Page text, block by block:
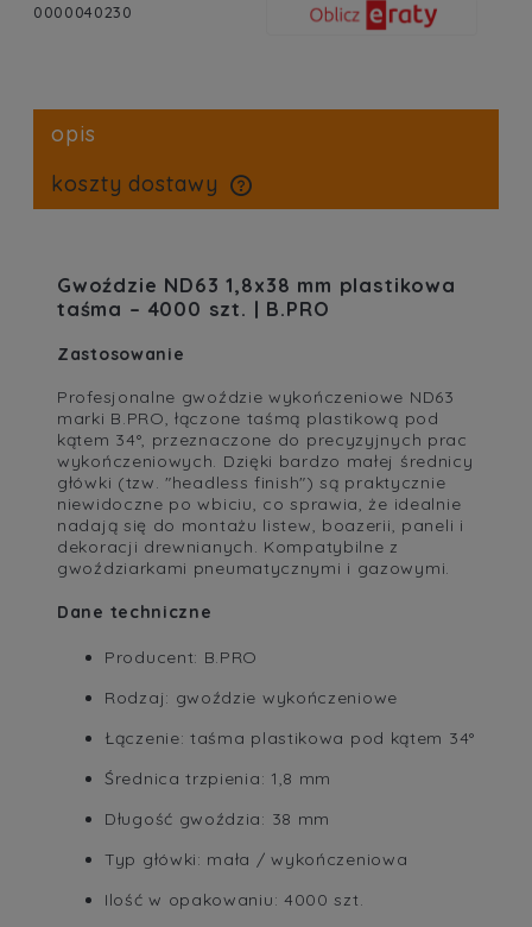
0000040230
opis
koszty dostawy
Gwoździe ND63 1,8x38 mm plastikowa
taśma – 4000 szt. | B.PRO
Zastosowanie
Profesjonalne gwoździe wykończeniowe ND63
marki B.PRO, łączone taśmą plastikową pod
kątem 34°, przeznaczone do precyzyjnych prac
wykończeniowych. Dzięki bardzo małej średnicy
główki (tzw. "headless finish") są praktycznie
niewidoczne po wbiciu, co sprawia, że idealnie
nadają się do montażu listew, boazerii, paneli i
dekoracji drewnianych. Kompatybilne z
gwoździarkami pneumatycznymi i gazowymi.
Dane techniczne
Producent: B.PRO
Rodzaj: gwoździe wykończeniowe
Łączenie: taśma plastikowa pod kątem 34°
Średnica trzpienia: 1,8 mm
Długość gwoździa: 38 mm
Typ główki: mała / wykończeniowa
Ilość w opakowaniu: 4000 szt.